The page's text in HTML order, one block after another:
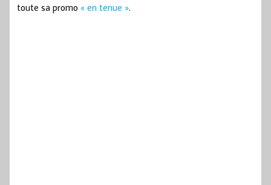
toute sa promo « en tenue ».